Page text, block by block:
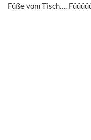
Füße vom Tisch….